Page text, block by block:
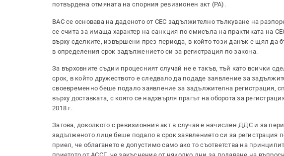
потвърдена отмяната на спорния ревизионен акт (РА).
ВАС се основава на даденото от СЕС задължително тълкуване на
се счита за имаща характер на санкция по смисъла на практиката на
върху сделките, извършени през периода, в който този данък е щял
в определения срок задължението си за регистрация по закона.
За върховните съдии процесният случай не е такъв, тъй като всички
срок, в който дружеството е следвало да подаде заявление за
своевременно беше подало заявление за задължителна
върху доставката, с която се надхвърля прагът на оборота за
2018 г.
Затова, доколкото с ревизионния акт в случая е начислен ДДС и за
задълженото лице беше подало в срок заявлението си за
приел, че облагането е допустимо само ако то съответства на